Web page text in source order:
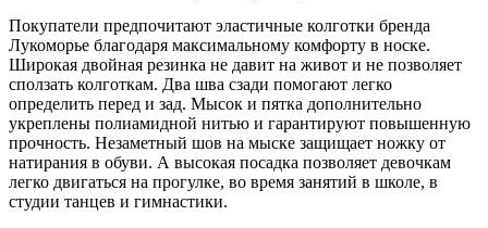
Покупатели предпочитают эластичные колготки бренда
Лукоморье благодаря максимальному комфорту в носке.
Широкая двойная резинка не давит на живот и не позволяет
сползать колготкам. Два шва сзади помогают легко
определить перед и зад. Мысок и пятка дополнительно
укреплены полиамидной нитью и гарантируют повышенную
прочность. Незаметный шов на мыске защищает ножку от
натирания в обуви. А высокая посадка позволяет девочкам
легко двигаться на прогулке, во время занятий в школе, в
студии танцев и гимнастики.